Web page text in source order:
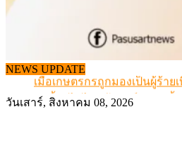
NEWS UPDATE
สกัดลักลอบนำเข้าเอ็นโคแช่แ
เมื่อเกษตรกรถูกมองเป็นผู้ร้า
สุดอั้น! ไข่ไก่หน้าฟาร์มปรับขึ้น
วันเสาร์, สิงหาคม 08, 2026